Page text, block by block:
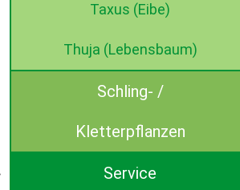
Taxus (Eibe)
Thuja (Lebensbaum)
Schling- /
Kletterpflanzen
Service